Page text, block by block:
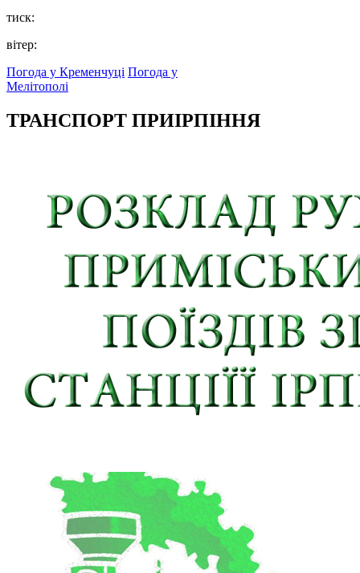
тиск:
вітер:
Погода у Кременчуці Погода у
Мелітополі
ТРАНСПОРТ ПРИІРПІННЯ